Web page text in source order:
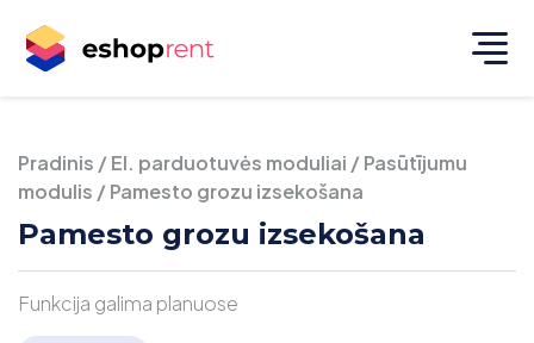
Pradinis /El. parduotuvės moduliai /Pasūtījumu
modulis /Pamesto grozu izsekošana
Pamesto grozu izsekošana
Funkcija galima planuose